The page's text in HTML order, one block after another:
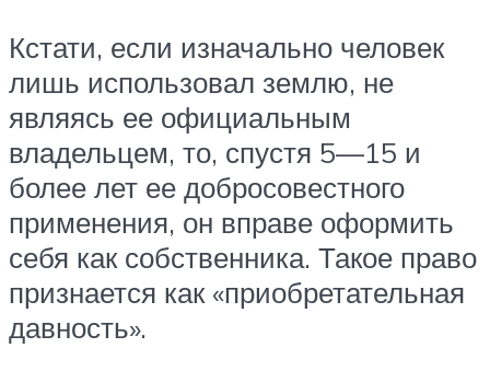
Кстати, если изначально человек
лишь использовал землю, не
являясь ее официальным
владельцем, то, спустя 5—15 и
более лет ее добросовестного
применения, он вправе оформить
себя как собственника. Такое право
признается как «приобретательная
давность».